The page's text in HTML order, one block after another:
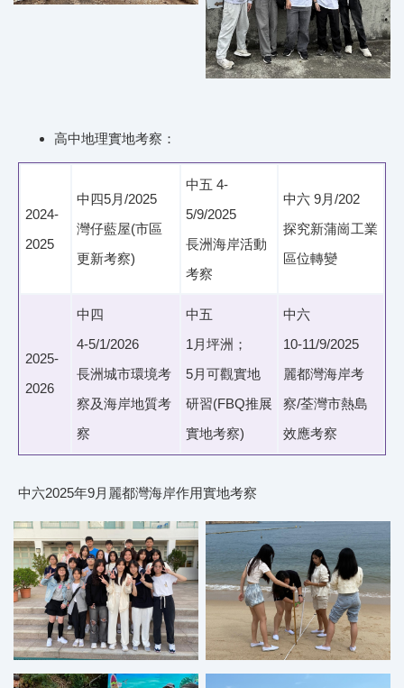
高中地理實地考察：
2024-
2025
中四5月/2025
灣仔藍屋(市區
更新考察)
中五 4-
5/9/2025
長洲海岸活動
考察
中六 9月/202
探究新蒲崗工業
區位轉變
2025-
2026
中四
4-5/1/2026
長洲城市環境考
察及海岸地質考
察
中五
1月坪洲；
5月可觀實地
研習(FBQ推展
實地考察)
中六
10-11/9/2025
麗都灣海岸考
察/荃灣市熱島
效應考察
中六2025年9月麗都灣海岸作用實地考察